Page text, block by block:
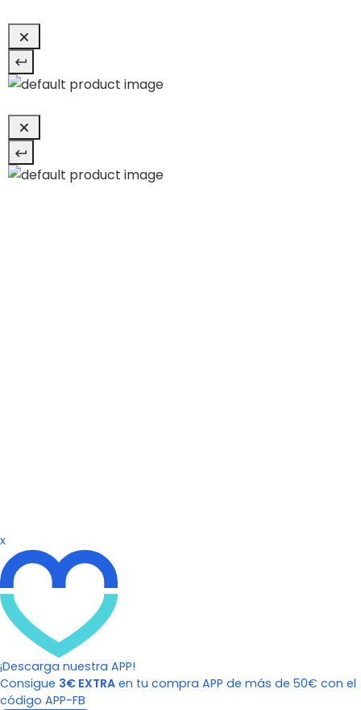
x
¡Descarga nuestra APP!
Consigue 3€ EXTRA en tu compra APP de más de 50€ con el
código APP-FB